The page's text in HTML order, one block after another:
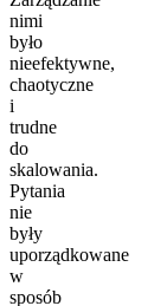
nimi
było
nieefektywne,
chaotyczne
i
trudne
do
skalowania.
Pytania
nie
były
uporządkowane
w
sposób